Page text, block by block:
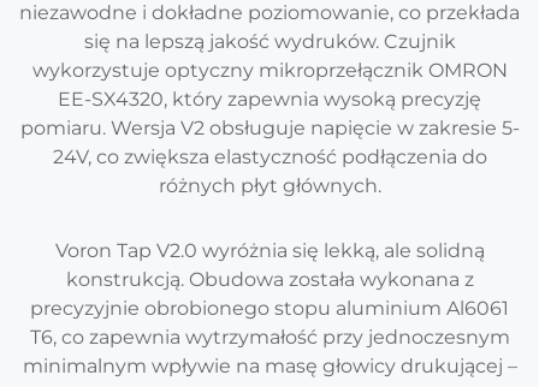
niezawodne i dokładne poziomowanie, co przekłada
się na lepszą jakość wydruków. Czujnik
wykorzystuje optyczny mikroprzełącznik OMRON
EE-SX4320, który zapewnia wysoką precyzję
pomiaru. Wersja V2 obsługuje napięcie w zakresie 5-
24V, co zwiększa elastyczność podłączenia do
różnych płyt głównych.
Voron Tap V2.0 wyróżnia się lekką, ale solidną
konstrukcją. Obudowa została wykonana z
precyzyjnie obrobionego stopu aluminium Al6061
T6, co zapewnia wytrzymałość przy jednoczesnym
minimalnym wpływie na masę głowicy drukującej –